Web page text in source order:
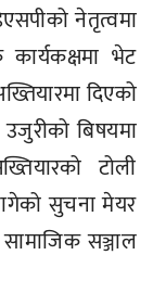
नेतृत्वमा
भेट
दिएको
बिषयमा
टोली
सुचना मेयर
सञ्जाल